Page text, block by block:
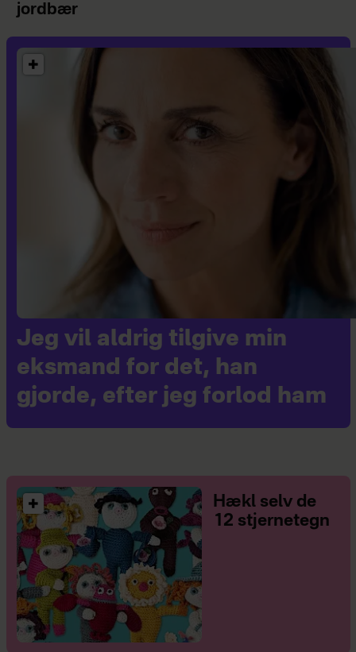
jordbær
Jeg vil aldrig tilgive min
eksmand for det, han
gjorde, efter jeg forlod ham
Hækl selv de
12 stjernetegn